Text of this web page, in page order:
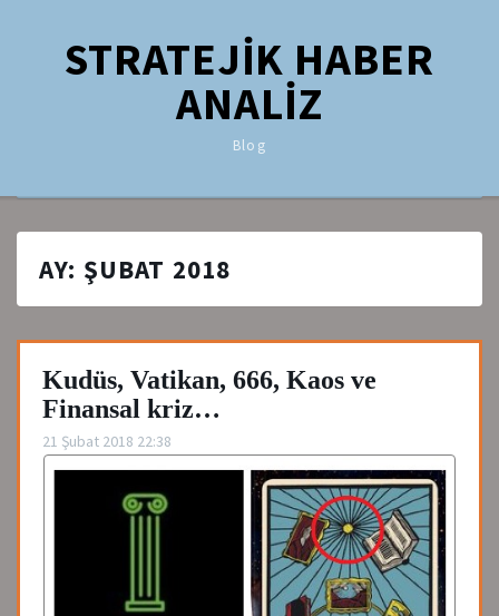
STRATEJİK HABER
ANALİZ
Blog
AY: ŞUBAT 2018
Kudüs, Vatikan, 666, Kaos ve
Finansal kriz…
21 Şubat 2018 22:38